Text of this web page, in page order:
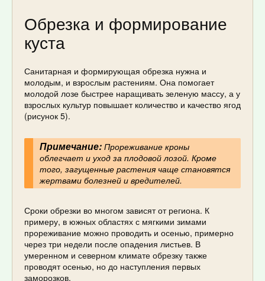
Обрезка и формирование
куста
Санитарная и формирующая обрезка нужна и
молодым, и взрослым растениям. Она помогает
молодой лозе быстрее наращивать зеленую массу, а у
взрослых культур повышает количество и качество ягод
(рисунок 5).
Примечание:Прореживание кроны
облегчает и уход за плодовой лозой. Кроме
того, загущенные растения чаще становятся
жертвами болезней и вредителей.
Сроки обрезки во многом зависят от региона. К
примеру, в южных областях с мягкими зимами
прореживание можно проводить и осенью, примерно
через три недели после опадения листьев. В
умеренном и северном климате обрезку также
проводят осенью, но до наступления первых
заморозков.